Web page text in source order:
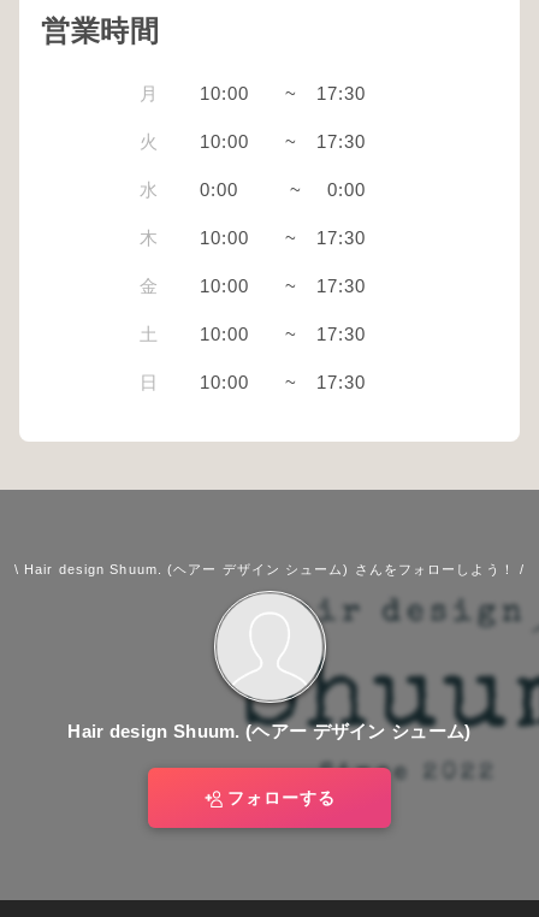
営業時間
月 10:00 ~ 17:30
火 10:00 ~ 17:30
水 0:00 ~ 0:00
木 10:00 ~ 17:30
金 10:00 ~ 17:30
土 10:00 ~ 17:30
日 10:00 ~ 17:30
\ Hair design Shuum. (ヘアー デザイン シューム) さんをフォローしよう！ /
Hair design Shuum. (ヘアー デザイン シューム)
フォローする